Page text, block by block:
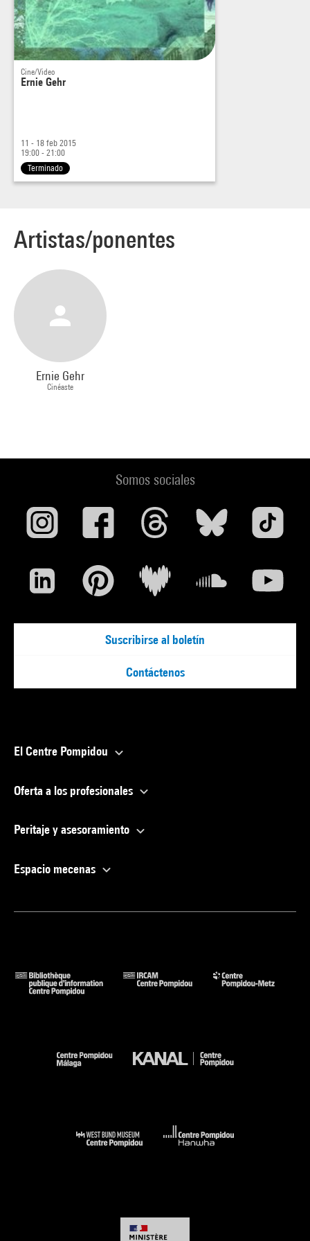
son, 12’
Ernie Gehr,Photographic Phantoms, 2013, Fichier numérique,
coul, son, 27’
Cine/Video
Ernie Gehr
11 - 18 feb 2015
19:00 - 21:00
Terminado
Artistas/ponentes
Ernie Gehr
Cinéaste
Somos sociales
Suscribirse al boletín
Contáctenos
El Centre Pompidou
Oferta a los profesionales
Peritaje y asesoramiento
Espacio mecenas